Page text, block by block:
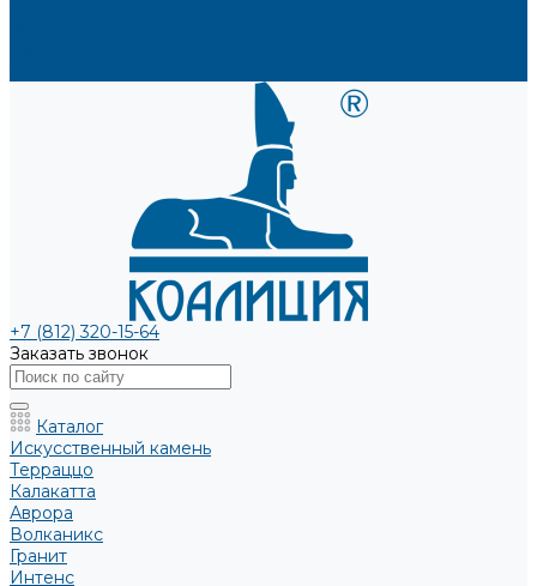
+7 (812) 320-15-64
Заказать звонок
Каталог
Искусственный камень
Терраццо
Калакатта
Аврора
Волканикс
Гранит
Интенс